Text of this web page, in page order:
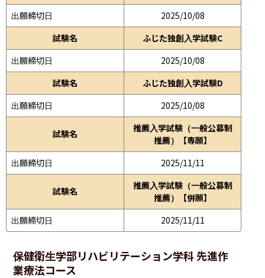
出願締切日
2025/10/08
試験名
ふじた独創入学試験C
出願締切日
2025/10/08
試験名
ふじた独創入学試験D
出願締切日
2025/10/08
試験名
推薦入学試験（一般公募制
推薦）【専願】
出願締切日
2025/11/11
試験名
推薦入学試験（一般公募制
推薦）【併願】
出願締切日
2025/11/11
保健衛生学部リハビリテーション学科 先進作
業療法コース